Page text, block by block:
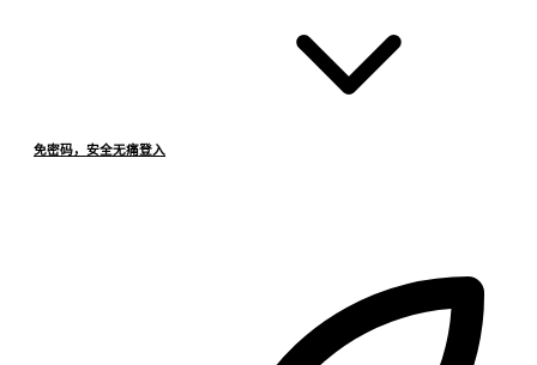
免密码，安全无痛登入